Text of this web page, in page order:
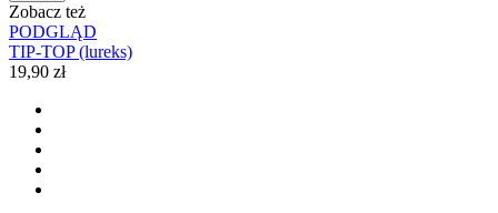
Zobacz też
PODGLĄD
TIP-TOP (lureks)
19,90 zł